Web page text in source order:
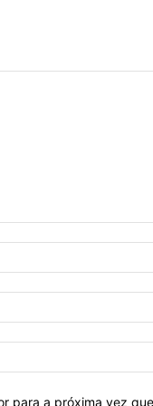
para a próxima vez